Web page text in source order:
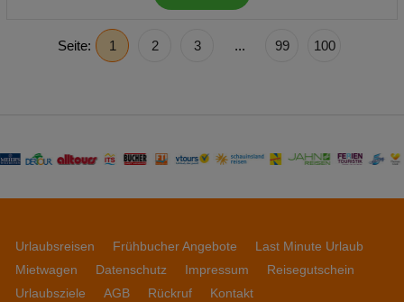
Seite: 1 2 3 ... 99 100
Urlaubsreisen Frühbucher Angebote
Last Minute Urlaub
Mietwagen
Datenschutz Impressum
Reisegutschein
Urlaubsziele
AGB Rückruf Kontakt